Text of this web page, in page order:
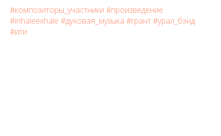
#композиторы_участники #произведение
#inhaleexhale #духовая_музыка #грант#урал_бэнд
#ити